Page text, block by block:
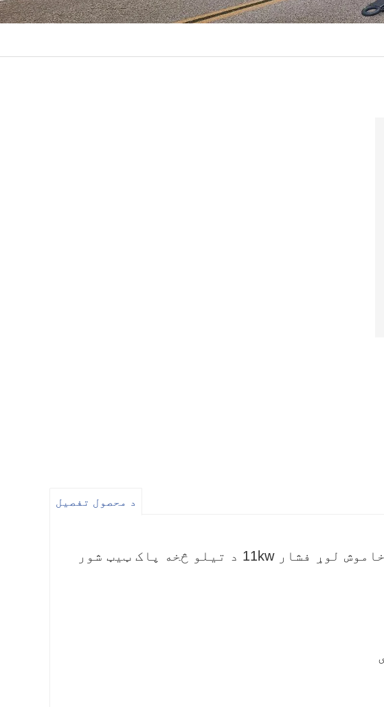
د محصول تفصیل
د چین هوایی سکرو پمپ 7.5kw 15kw 22kw خاموش لوړ فشار 11kw د تیلو څخه پاک ټیټ شور